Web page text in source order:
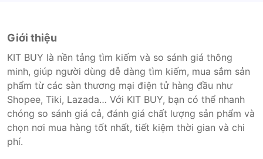
Giới thiệu
KIT BUY là nền tảng tìm kiếm và so sánh giá thông
minh, giúp người dùng dễ dàng tìm kiếm, mua sắm sản
phẩm từ các sàn thương mại điện tử hàng đầu như
Shopee, Tiki, Lazada… Với KIT BUY, bạn có thể nhanh
chóng so sánh giá cả, đánh giá chất lượng sản phẩm và
chọn nơi mua hàng tốt nhất, tiết kiệm thời gian và chi
phí.